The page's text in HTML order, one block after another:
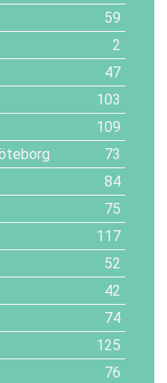
59
2
47
103
109
73
84
75
117
52
42
74
125
76